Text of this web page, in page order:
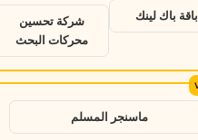
باقة باك لينك
شركة تحسين
محركات البحث
ماسنجر المسلم